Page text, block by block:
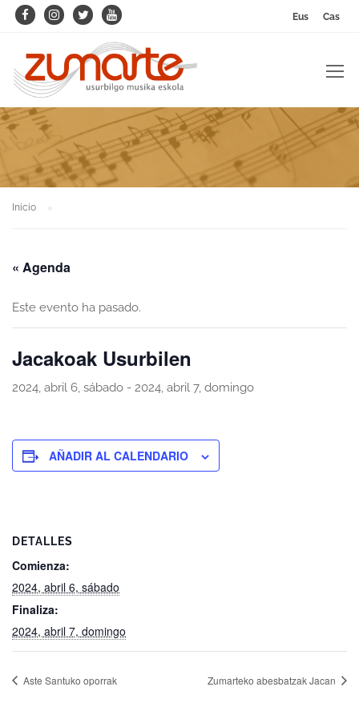
Eus Cas
Inicio
« Agenda
Este evento ha pasado.
Jacakoak Usurbilen
2024, abril 6, sábado - 2024, abril 7, domingo
AÑADIR AL CALENDARIO
DETALLES
Comienza:
2024, abril 6, sábado
Finaliza:
2024, abril 7, domingo
Aste Santuko oporrak Zumarteko abesbatzak Jacan